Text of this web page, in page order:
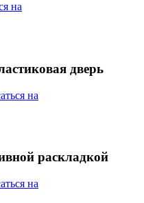
на
дверь
на
раскладкой
на